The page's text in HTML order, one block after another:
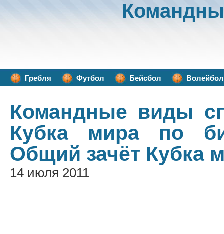
Гребля Футбол Бейсбол Волейбол
Командные виды
Кубка мира по
Общий зачёт Кубка
14 июля 2011